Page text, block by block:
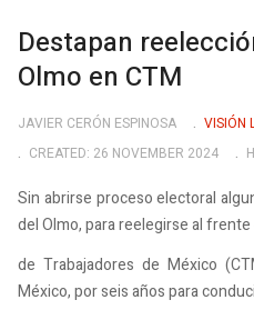
Destapan
Olmo en CTM
JAVIER CERÓN ESPINOSA
VISIÓN
CREATED: 26 NOVEMBER 2024
Sin abrirse proceso electoral
del Olmo, para reelegirse al
de Trabajadores de México
México, por seis años para